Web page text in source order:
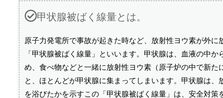
甲状腺被ばく線量とは。
原子力発電所で事故が起きた時など、放射性ヨウ素が外
「甲状腺被ばく線量」といいます。甲状腺は、血液の中
め、食べ物などと一緒に放射性ヨウ素（原子炉の中で新
と、ほとんどが甲状腺に集まってしまいます。甲状腺は
を浴びたかを示すこの「甲状腺被ばく線量」は、安全対